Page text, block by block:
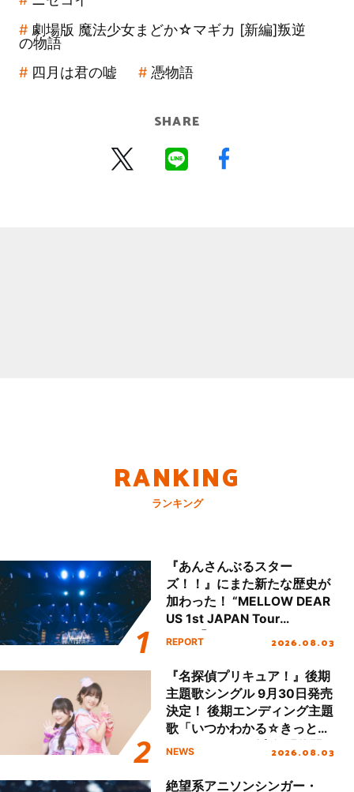
劇場版 魔法少女まどか☆マギカ [新編]叛逆
の物語
四月は君の嘘
憑物語
SHARE
RANKING
ランキング
『あんさんぶるスター
ズ！！』にまた新たな歴史が
加わった！ “MELLOW DEAR
US 1st JAPAN Tour
Final「NICE to meet YOU
ート!!
REPORT 2026.08.03
『名探偵プリキュア！』後期
主題歌シングル 9月30日発売
決定！ 後期エンディング主題
歌「いつかわかる☆きっとあ
える」TVサイズ先行配信開
NEWS 2026.08.03
絶望系アニソンシンガー・